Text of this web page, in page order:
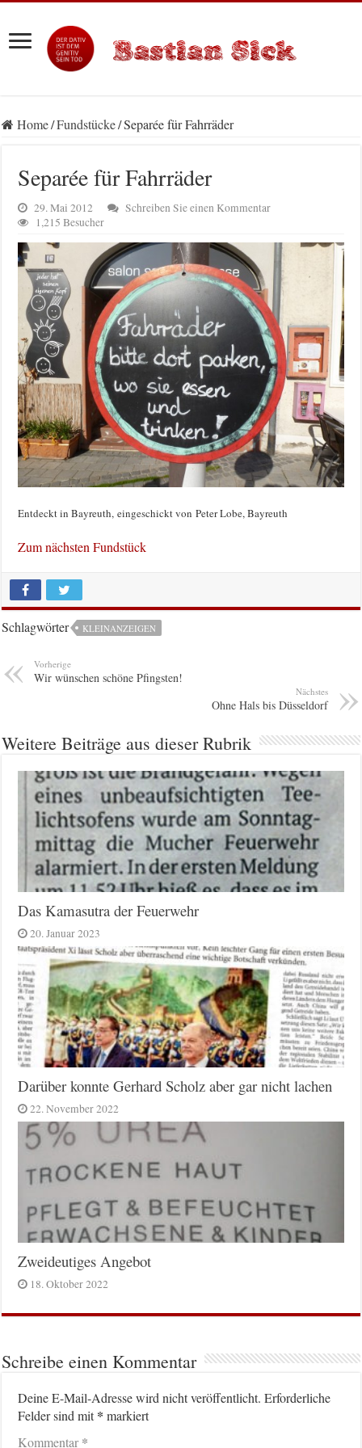
Home/Fundstücke/Separée für Fahrräder
Separée für Fahrräder
29. Mai 2012
Schreiben Sie einen Kommentar
1,215 Besucher
Entdeckt in Bayreuth, eingeschickt von Peter Lobe, Bayreuth
Zum nächsten Fundstück
Schlagwörter KLEINANZEIGEN
Vorherige
Wir wünschen schöne Pfingsten!
Nächstes
Ohne Hals bis Düsseldorf
Weitere Beiträge aus dieser Rubrik
Das Kamasutra der Feuerwehr
20. Januar 2023
Darüber konnte Gerhard Scholz aber gar nicht lachen
22. November 2022
Zweideutiges Angebot
18. Oktober 2022
Schreibe einen Kommentar
Deine E-Mail-Adresse wird nicht veröffentlicht. Erforderliche
Felder sind mit* markiert
Kommentar*